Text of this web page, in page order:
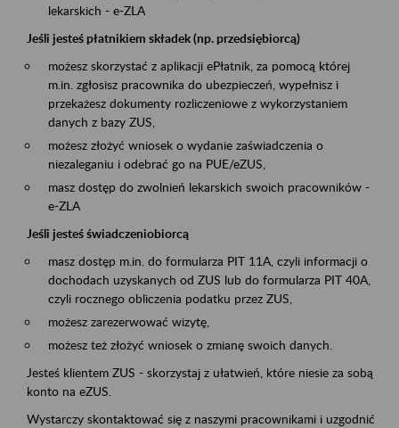
lekarskich - e-ZLA
Jeśli jesteś płatnikiem składek (np. przedsiębiorcą)
możesz skorzystać z aplikacji ePłatnik, za pomocą której
m.in. zgłosisz pracownika do ubezpieczeń, wypełnisz i
przekażesz dokumenty rozliczeniowe z wykorzystaniem
danych z bazy ZUS,
możesz złożyć wniosek o wydanie zaświadczenia o
niezaleganiu i odebrać go na PUE/eZUS,
masz dostęp do zwolnień lekarskich swoich pracowników -
e-ZLA
Jeśli jesteś świadczeniobiorcą
masz dostęp m.in. do formularza PIT 11A, czyli informacji o
dochodach uzyskanych od ZUS lub do formularza PIT 40A,
czyli rocznego obliczenia podatku przez ZUS,
możesz zarezerwować wizytę,
możesz też złożyć wniosek o zmianę swoich danych.
Jesteś klientem ZUS - skorzystaj z ułatwień, które niesie za sobą
konto na eZUS.
Wystarczy skontaktować się z naszymi pracownikami i uzgodnić